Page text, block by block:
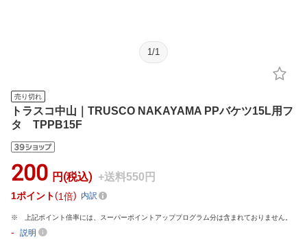
1 /1
売り切れ
トラスコ中山｜TRUSCO NAKAYAMA PPバケツ15L用フ
タ TPPB15F
200 円(税込) +送料550円
1ポイント 1倍 内訳
上記ポイント倍率には、スーパーポイントアッププログラム分は含まれておりません。
- 説明